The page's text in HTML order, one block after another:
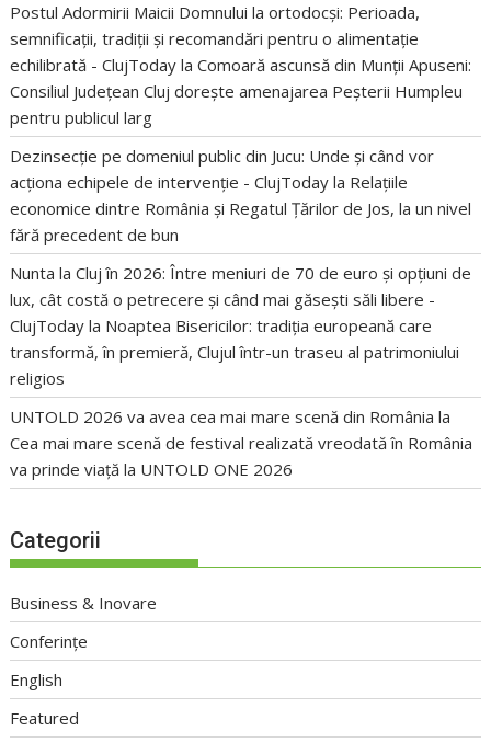
Postul Adormirii Maicii Domnului la ortodocși: Perioada,
semnificații, tradiții și recomandări pentru o alimentație
echilibrată - ClujToday laComoară ascunsă din Munții Apuseni:
Consiliul Județean Cluj dorește amenajarea Peșterii Humpleu
pentru publicul larg
Dezinsecție pe domeniul public din Jucu: Unde și când vor
acționa echipele de intervenție - ClujToday la Relațiile
economice dintre România și Regatul Țărilor de Jos, la un nivel
fără precedent de bun
Nunta la Cluj în 2026: Între meniuri de 70 de euro și opțiuni de
lux, cât costă o petrecere și când mai găsești săli libere -
ClujToday la Noaptea Bisericilor: tradiția europeană care
transformă, în premieră, Clujul într-un traseu al patrimoniului
religios
UNTOLD 2026 va avea cea mai mare scenă din România la
Cea mai mare scenă de festival realizată vreodată în România
va prinde viață la UNTOLD ONE 2026
Categorii
Business & Inovare
Conferințe
English
Featured